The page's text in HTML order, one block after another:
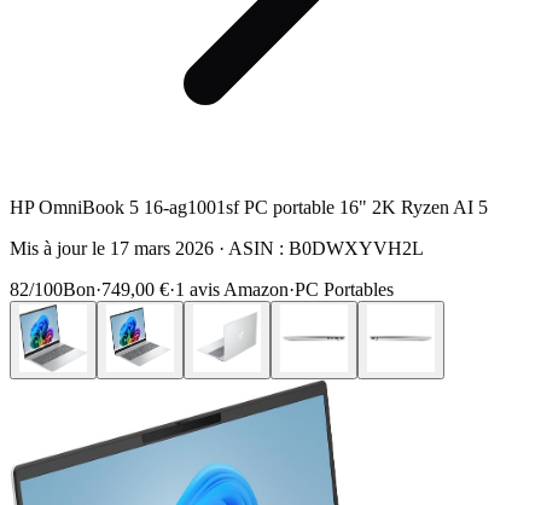
HP OmniBook 5 16-ag1001sf PC portable 16" 2K Ryzen AI 5
Mis à jour le 17 mars 2026 · ASIN : B0DWXYVH2L
82/100Bon·749,00 €·1 avis Amazon·PC Portables